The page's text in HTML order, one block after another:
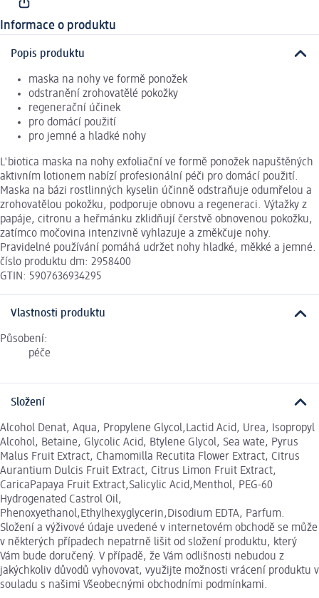
Informace o produktu
Popis produktu
maska na nohy ve formě ponožek
odstranění zrohovatělé pokožky
regenerační účinek
pro domácí použití
pro jemné a hladké nohy
L'biotica maska na nohy exfoliační ve formě ponožek napuštěných
aktivním lotionem nabízí profesionální péči pro domácí použití.
Maska na bázi rostlinných kyselin účinně odstraňuje odumřelou a
zrohovatělou pokožku, podporuje obnovu a regeneraci. Výtažky z
papáje, citronu a heřmánku zklidňují čerstvě obnovenou pokožku,
zatímco močovina intenzivně vyhlazuje a změkčuje nohy.
Pravidelné používání pomáhá udržet nohy hladké, měkké a jemné.
číslo produktu dm: 2958400
GTIN: 5907636934295
Vlastnosti produktu
Působení:
péče
Složení
Alcohol Denat, Aqua, Propylene Glycol,Lactid Acid, Urea, Isopropyl
Alcohol, Betaine, Glycolic Acid, Btylene Glycol, Sea wate, Pyrus
Malus Fruit Extract, Chamomilla Recutita Flower Extract, Citrus
Aurantium Dulcis Fruit Extract, Citrus Limon Fruit Extract,
CaricaPapaya Fruit Extract,Salicylic Acid,Menthol, PEG-60
Hydrogenated Castrol Oil,
Phenoxyethanol,Ethylhexyglycerin,Disodium EDTA, Parfum.
Složení a výživové údaje uvedené v internetovém obchodě se může
v některých případech nepatrně lišit od složení produktu, který
Vám bude doručený. V případě, že Vám odlišnosti nebudou z
jakýchkoliv důvodů vyhovovat, využijte možnosti vrácení produktu v
souladu s našimi Všeobecnými obchodními podmínkami.